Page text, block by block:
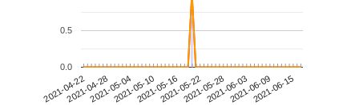
2021-04-222021-04-282021-05-042021-05-102021-05-162021-05-222021-05-282021-06-032021-06-092021-06-15
0.0
0.5